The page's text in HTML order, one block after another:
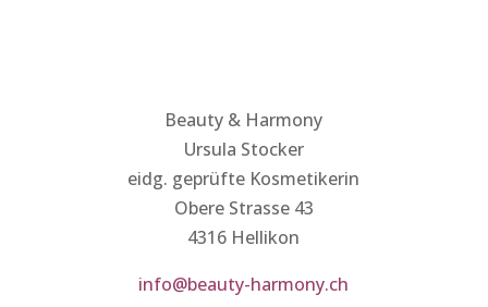
Beauty & Harmony
Ursula Stocker
eidg. geprüfte Kosmetikerin
Obere Strasse 43
4316 Hellikon
info@beauty-harmony.ch